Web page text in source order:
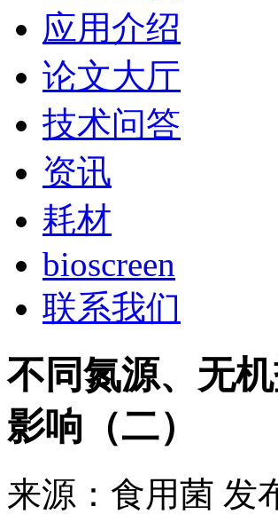
应用介绍
论文大厅
技术问答
资讯
耗材
bioscreen
联系我们
不同氮源、无
影响（二）
来源： 食用菌 发